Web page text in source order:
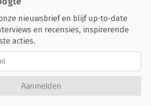
nieuwsbrief en blijf up-to-date
en recensies, inspirerende
acties.
Aanmelden